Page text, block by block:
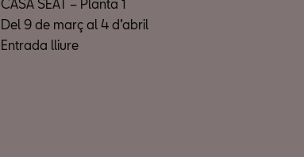
CASA SEAT – Planta 1
Del 9 de març al 4 d’abril
Entrada lliure